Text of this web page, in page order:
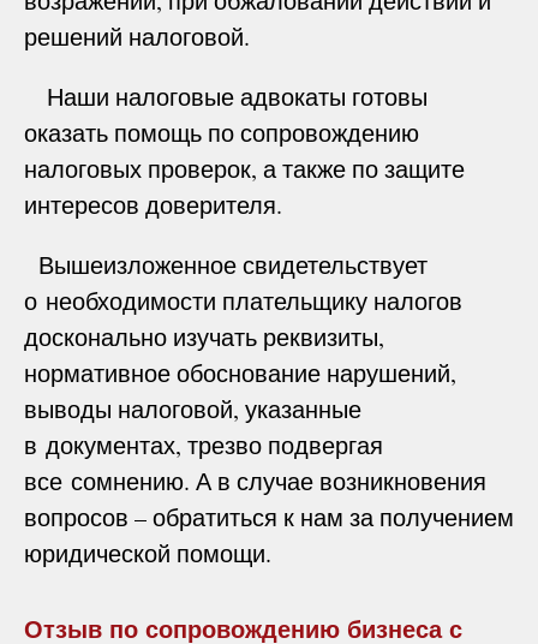
решений налоговой.
Наши налоговые адвокаты готовы
оказать помощь по сопровождению
налоговых проверок, а также по защите
интересов доверителя.
Вышеизложенное свидетельствует
о необходимости плательщику налогов
досконально изучать реквизиты,
нормативное обоснование нарушений,
выводы налоговой, указанные
в документах, трезво подвергая
все сомнению. А в случае возникновения
вопросов – обратиться к нам за получением
юридической помощи.
Отзыв по сопровождению бизнеса с